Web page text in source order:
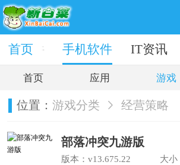
脑软件 手机软件 IT资讯
首页
首页 应用 游戏
位置： 游戏分类 经营策略
部落冲突九游版
版本：v13.675.22
大小